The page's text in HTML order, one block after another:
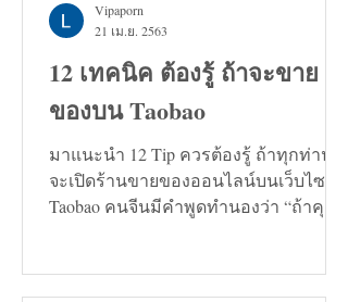
12 เทคนิค ต้องรู้ ถ้าจะขาย
ของบน Taobao
มาแนะนำ 12 Tip ควรต้องรู้ ถ้าทุกท่าน
จะเปิดร้านขายของออนไลน์บนเว็บไซต์
Taobao คนจีนมีคำพูดทำนองว่า “ถ้าคุณ
Vipaporn
21 เม.ย. 2563